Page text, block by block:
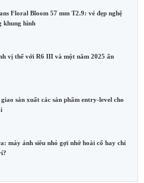
Floral Bloom 57 mm T2.9: vẻ đẹp nghệ
khung hình
vị thế với R6 III và một năm 2025 ấn
sản xuất các sản phẩm entry-level cho
máy ảnh siêu nhỏ gợi nhớ hoài cổ hay chỉ